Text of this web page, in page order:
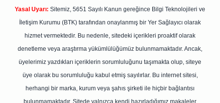
Yasal Uyarı: Sitemiz, 5651 Sayılı Kanun gereğince Bilgi Teknolojileri ve
İletişim Kurumu (BTK) tarafından onaylanmış bir Yer Sağlayıcı olarak
hizmet vermektedir. Bu nedenle, sitedeki içerikleri proaktif olarak
denetleme veya araştırma yükümlülüğümüz bulunmamaktadır. Ancak,
üyelerimiz yazdıkları içeriklerin sorumluluğunu taşımakta olup, siteye
üye olarak bu sorumluluğu kabul etmiş sayılırlar. Bu internet sitesi,
herhangi bir marka, kurum veya şahıs şirketi ile hiçbir bağlantısı
bulunmamaktadır. Sitede yalnızca kendi hazırladığımız makaleler